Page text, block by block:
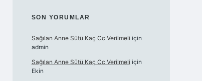
SON YORUMLAR
Sağılan Anne Sütü Kaç Cc Verilmeli için
admin
Sağılan Anne Sütü Kaç Cc Verilmeli için
Ekin